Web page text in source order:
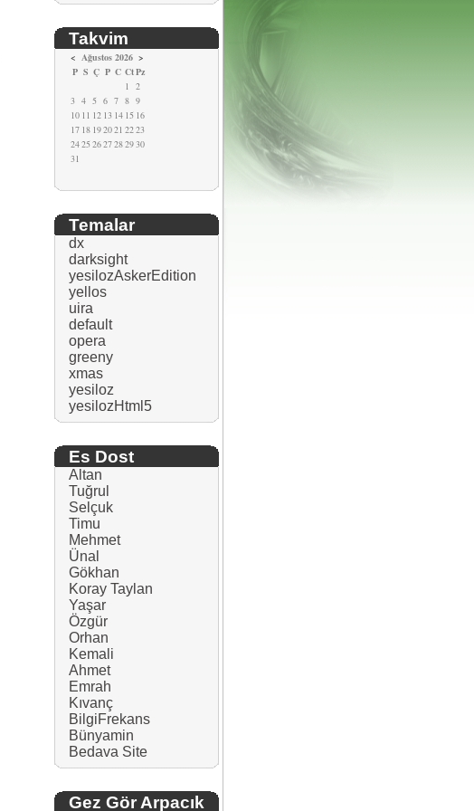
Takvim
< Ağustos 2026 >
P S Ç P C CtPz
1 2
3 4 5 6 7 8 9
10 11 12 13 14 15 16
17 18 192021 2223
24252627282930
31
Temalar
dx
darksight
yesilozAskerEdition
yellos
uira
default
opera
greeny
xmas
yesiloz
yesilozHtml5
Es Dost
Altan
Tuğrul
Selçuk
Timu
Mehmet
Ünal
Gökhan
Koray Taylan
Yaşar
Özgür
Orhan
Kemali
Ahmet
Emrah
Kıvanç
BilgiFrekans
Bünyamin
Bedava Site
Gez Gör Arpacık